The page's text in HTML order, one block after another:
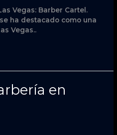
Vegas: Barber Cartel.
ha destacado como una
Vegas..
en